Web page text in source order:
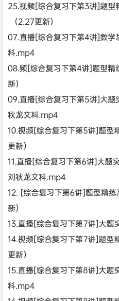
25.视频[综合复习下第3讲]题
（2.27更新）
07.直播[综合复习下第4讲]数学
科.mp4
08.频[综合复习下第4讲]题型
新）
09.直播[综合复习下第5讲]大题
秋龙文科.mp4
10.视频[综合复习下第5讲]题
更新）
11.直播[综合复习下第6讲]大题
刘秋龙文科.mp4
12. [综合复习下第6讲]题型精
新）
13.直播[综合复习下第7讲]大题
14.视频[综合复习下第7讲]题
更新）
15.直播[综合复习下第8讲]大题
科.mp4